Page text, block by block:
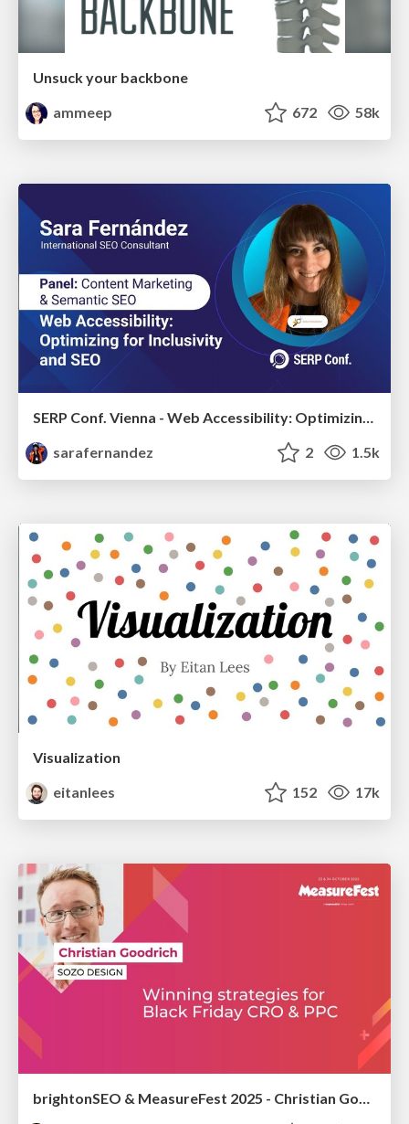
Unsuck your backbone
ammeep
672 58k
SERP Conf. Vienna - Web Accessibility: Optimizing for Inclusivity and SEO
sarafernandez
2 1.5k
Visualization
eitanlees
152 17k
brightonSEO & MeasureFest 2025 - Christian Goodrich - Winning strategies for Black Friday CRO & PPC